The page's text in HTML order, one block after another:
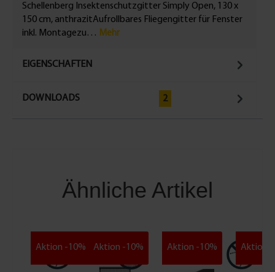
Schellenberg Insektenschutzgitter Simply Open, 130 x
150 cm, anthrazitAufrollbares Fliegengitter für Fenster
inkl. Montagezu… Mehr
EIGENSCHAFTEN
DOWNLOADS 2
Ähnliche Artikel
Aktion -10% Aktion -10% Aktion -10% Aktion -